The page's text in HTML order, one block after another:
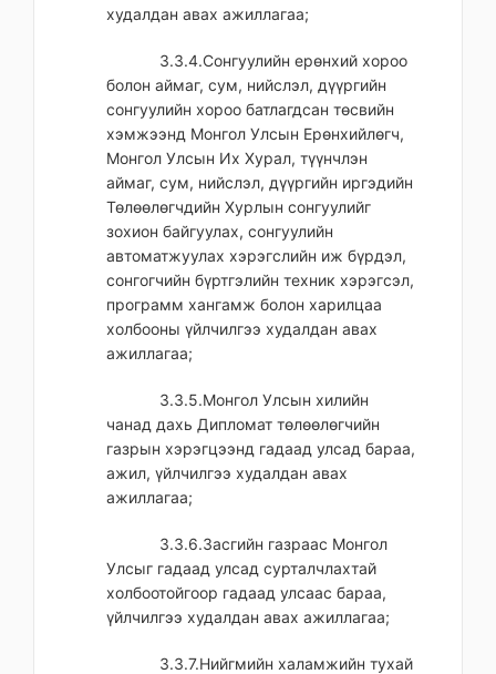
худалдан авах ажиллагаа;
3.3.4.Сонгуулийн ерөнхий хороо
болон аймаг, сум, нийслэл, дүүргийн
сонгуулийн хороо батлагдсан төсвийн
хэмжээнд Монгол Улсын Ерөнхийлөгч,
Монгол Улсын Их Хурал, түүнчлэн
аймаг, сум, нийслэл, дүүргийн иргэдийн
Төлөөлөгчдийн Хурлын сонгуулийг
зохион байгуулах, сонгуулийн
автоматжуулах хэрэгслийн иж бүрдэл,
сонгогчийн бүртгэлийн техник хэрэгсэл,
программ хангамж болон харилцаа
холбооны үйлчилгээ худалдан авах
ажиллагаа;
3.3.5.Монгол Улсын хилийн
чанад дахь Дипломат төлөөлөгчийн
газрын хэрэгцээнд гадаад улсад бараа,
ажил, үйлчилгээ худалдан авах
ажиллагаа;
3.3.6.Засгийн газраас Монгол
Улсыг гадаад улсад сурталчлахтай
холбоотойгоор гадаад улсаас бараа,
үйлчилгээ худалдан авах ажиллагаа;
3.3.7.Нийгмийн халамжийн тухай